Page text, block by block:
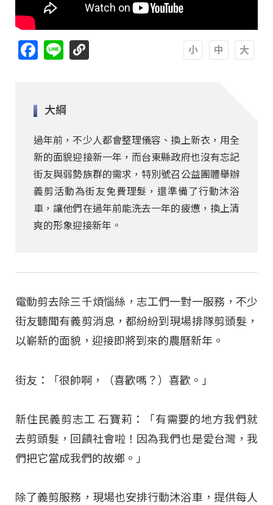
Facebook
Line
大綱
過年前，不少人都會整理儀容、換上新衣，用全
新的面貌迎接新一年，而台東縣政府也沒有忘記
街友與弱勢族群的需求，特別號召公益團體舉辦
義剪活動為街友免費理髮，還準備了行動沐浴
車，讓他們在過年前能洗去一年的疲憊，換上清
爽的形象迎接新年。
電動剪去除三千煩惱絲，志工們一對一服務，不少
街友聽聞有義剪消息，都紛紛到現場排隊剪頭髮，
以嶄新的面貌，迎接即將到來的農曆新年。
街友：「很帥啊，（喜歡嗎？）喜歡。」
新住民義剪志工 石寶莉：「有需要的地方我們就
去剪頭髮，回饋社會啦！因為我們也是愛台灣，我
們把它當成我們的故鄉。」
除了義剪服務，現場也安排行動沐浴車，提供每人